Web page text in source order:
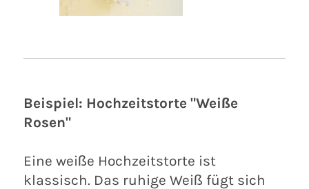
Beispiel: Hochzeitstorte "Weiße
Rosen"
Eine weiße Hochzeitstorte ist
klassisch. Das ruhige Weiß fügt sich